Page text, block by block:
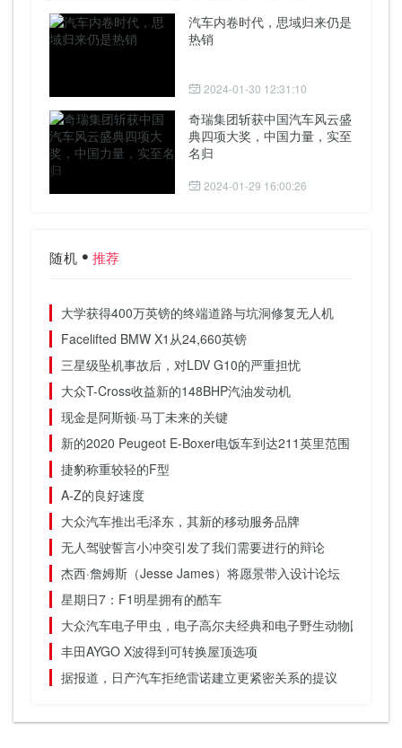
汽车内卷时代，思域归来仍是
热销
2024-01-30 12:31:10
奇瑞集团斩获中国汽车风云盛
典四项大奖，中国力量，实至
名归
2024-01-29 16:00:26
随机 推荐
大学获得400万英镑的终端道路与坑洞修复无人机
Facelifted BMW X1从24,660英镑
三星级坠机事故后，对LDV G10的严重担忧
大众T-Cross收益新的148BHP汽油发动机
现金是阿斯顿·马丁未来的关键
新的2020 Peugeot E-Boxer电饭车到达211英里范围
捷豹称重较轻的F型
A-Z的良好速度
大众汽车推出毛泽东，其新的移动服务品牌
无人驾驶誓言小冲突引发了我们需要进行的辩论
杰西·詹姆斯（Jesse James）将愿景带入设计论坛
星期日7：F1明星拥有的酷车
大众汽车电子甲虫，电子高尔夫经典和电子野生动物园商标
丰田AYGO X波得到可转换屋顶选项
据报道，日产汽车拒绝雷诺建立更紧密关系的提议